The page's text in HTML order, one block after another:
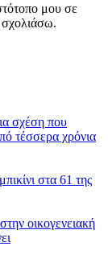
μου σε
σχέση που
τέσσερα χρόνια
στα 61 της
οικογενειακή